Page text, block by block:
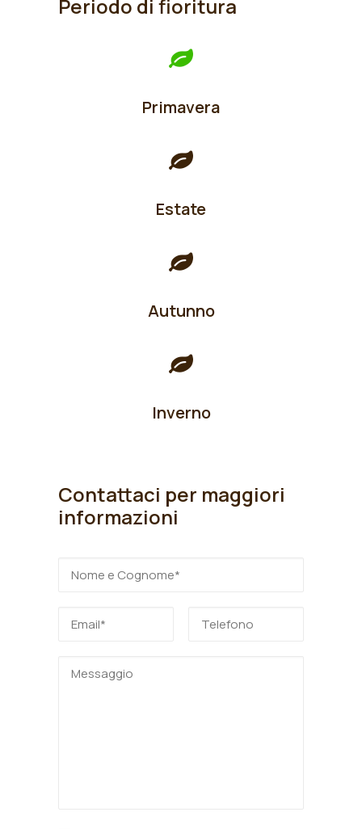
Periodo di fioritura
Primavera
Estate
Autunno
Inverno
Contattaci per maggiori
informazioni